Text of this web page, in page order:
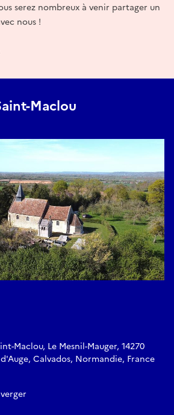
serez nombreux à venir partager un
nous !
Maclou
Maclou, Le Mesnil-Mauger, 14270
Calvados, Normandie, France